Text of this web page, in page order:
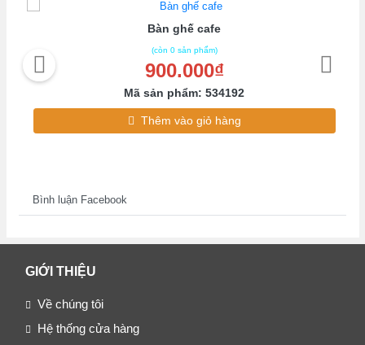
Bàn ghế cafe
(còn 0 sản phẩm)
900.000₫
Mã sản phẩm: 534192
Thêm vào giỏ hàng
Bình luận Facebook
GIỚI THIỆU
Về chúng tôi
Hệ thống cửa hàng